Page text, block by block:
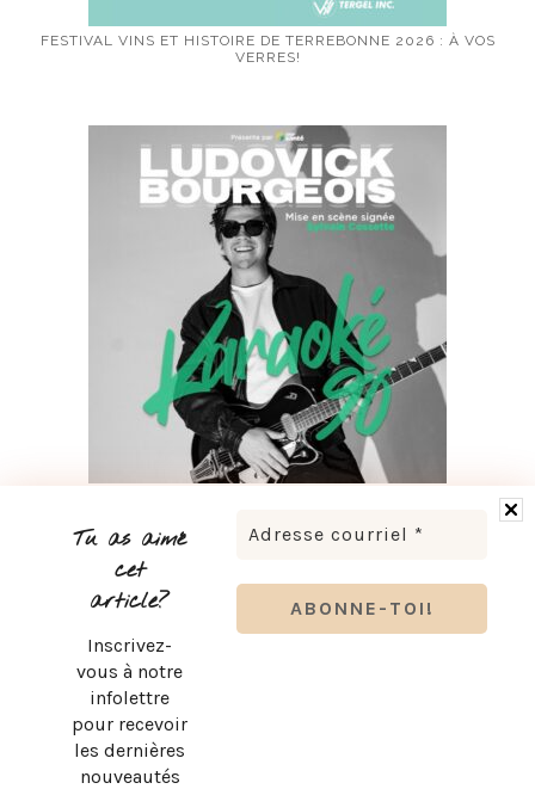
Tu as aimé
cet
article?
Inscrivez-
vous à notre
infolettre
pour recevoir
les dernières
nouveautés
FESTIVAL VINS ET HISTOIRE DE TERREBONNE 2026 : À VOS
VERRES!